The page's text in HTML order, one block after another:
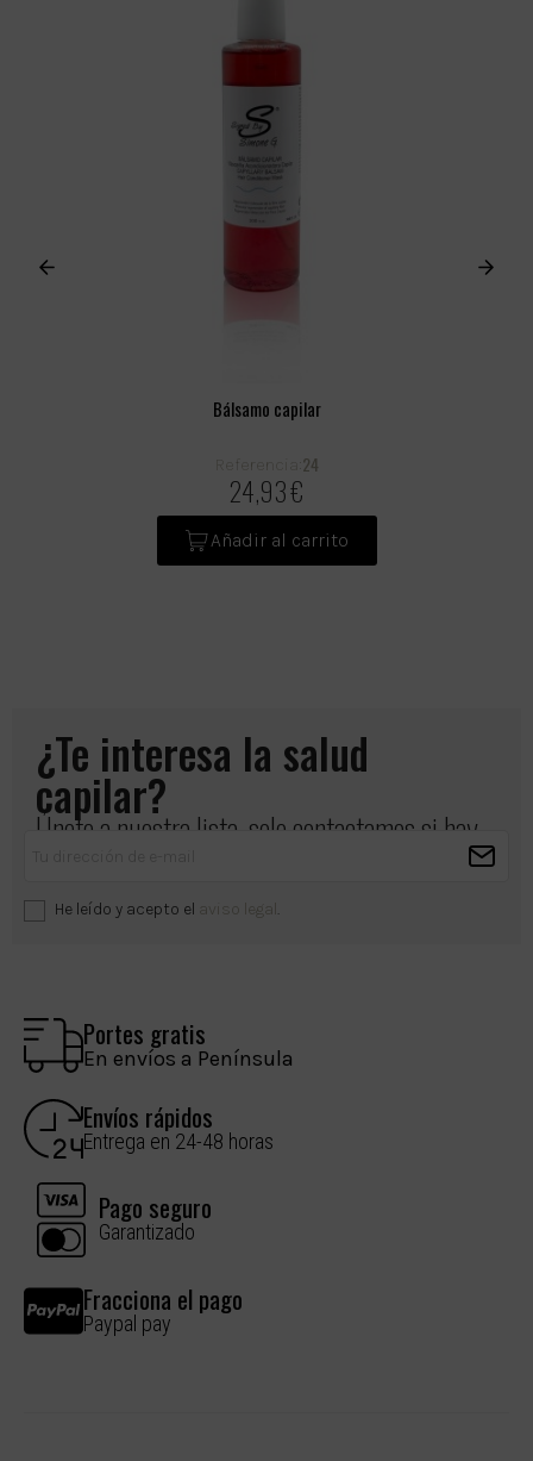
Bálsamo capilar
Referencia: 24
24,93 €
Añadir al carrito
¿Te interesa la salud
capilar?
Únete a nuestra lista, solo contactamos si hay
He leído y acepto el aviso legal .
Portes gratis
En envíos a Península
Envíos rápidos
Entrega en 24-48 horas
Pago seguro
Garantizado
Fracciona el pago
Paypal pay